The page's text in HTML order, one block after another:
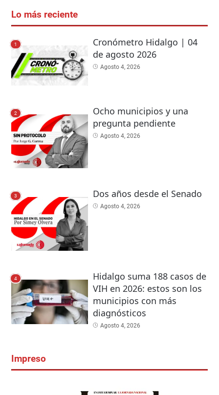
Lo más reciente
1
Cronómetro Hidalgo | 04
de agosto 2026
Agosto 4, 2026
2
Ocho municipios y una
pregunta pendiente
Agosto 4, 2026
3 Dos años desde el Senado
Agosto 4, 2026
4
Hidalgo suma 188 casos de
VIH en 2026: estos son los
municipios con más
diagnósticos
Agosto 4, 2026
Impreso